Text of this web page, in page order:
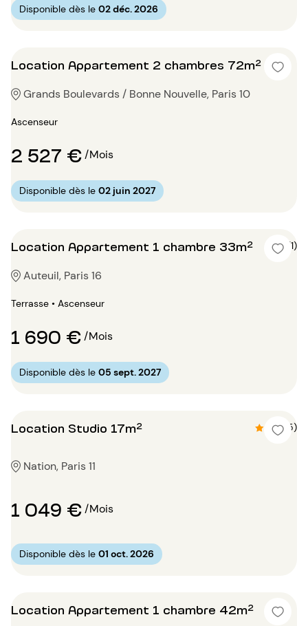
Disponible dès le 02 déc. 2026
Location Appartement 2 chambres 72m²
Grands Boulevards / Bonne Nouvelle, Paris 10
Ascenseur
2 527 €/Mois
Disponible dès le 02 juin 2027
Location Appartement 1 chambre 33m² 5 (1)
Auteuil, Paris 16
Terrasse • Ascenseur
1 690 €/Mois
Disponible dès le 05 sept. 2027
Location Studio 17m² 4.8 (5)
Nation, Paris 11
1 049 €/Mois
Disponible dès le 01 oct. 2026
Location Appartement 1 chambre 42m²